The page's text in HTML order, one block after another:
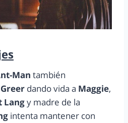
Man también
dando vida a Maggie,
Langy madre de la
intenta mantener con